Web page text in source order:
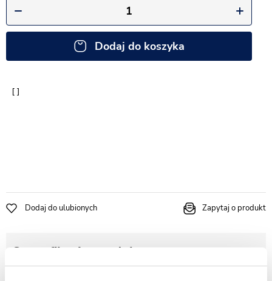
Dodaj do koszyka
Dodaj do ulubionych Zapytaj o produkt
Specyfikacja produktu